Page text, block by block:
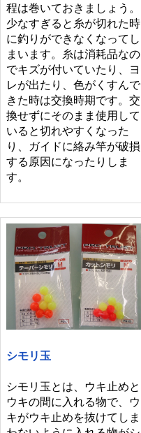
程は巻いておきましょう。
少なすぎると糸が切れた時
に釣りができなくなってし
まいます。糸は消耗品なの
でキズが付いていたり、ヨ
レが出たり、色がくすんで
きた時は交換時期です。交
換せずにそのまま使用して
いると切れやすくなった
り、ガイドに絡み竿が破損
する原因になったりしま
す。
シモリ玉
シモリ玉とは、ウキ止めと
ウキの間に入れる物で、ウ
キがウキ止めを抜けてしま